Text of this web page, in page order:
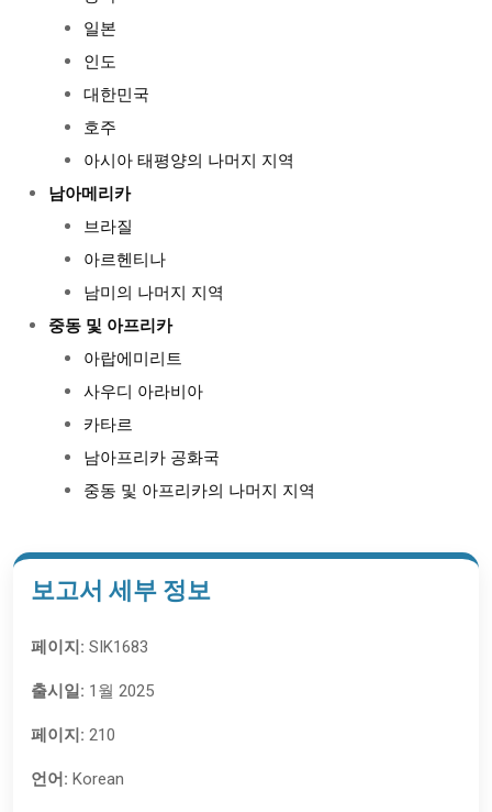
일본
인도
대한민국
호주
아시아 태평양의 나머지 지역
남아메리카
브라질
아르헨티나
남미의 나머지 지역
중동 및 아프리카
아랍에미리트
사우디 아라비아
카타르
남아프리카 공화국
중동 및 아프리카의 나머지 지역
보고서 세부 정보
페이지: SIK1683
출시일: 1월 2025
페이지: 210
언어: Korean